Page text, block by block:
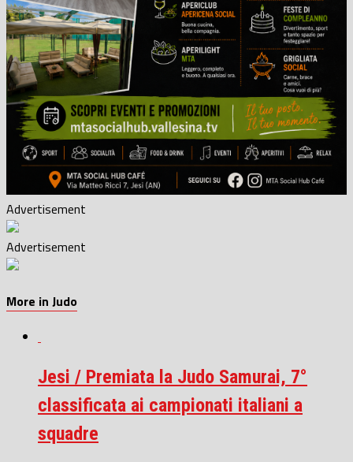
Advertisement
Advertisement
More in Judo
Jesi / Premiata la Judo Samurai, 7°
classificata ai campionati italiani a
squadre